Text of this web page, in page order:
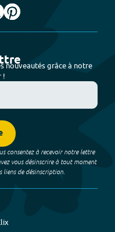
nouveautés grâce à notre
!
consentez à recevoir notre lettre
vous désinscrire à tout moment
de désinscription.